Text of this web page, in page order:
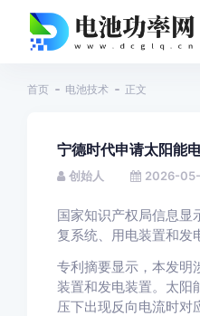
首页 电池技术 正文
宁德时代申请太阳能
创始人 2026-05-
国家知识产权局信息显
复系统、用电装置和发
专利摘要显示，本发明
装置和发电装置。太阳
压下出现反向电流时对